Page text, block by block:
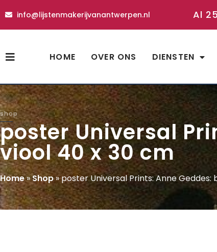
info@lijstenmakerijvanantwerpen.nl Al
HOME OVER ONS DIENSTEN
shop
poster Universal
viool 40 x 30 cm
Home»Shop»poster Universal Prints: Anne